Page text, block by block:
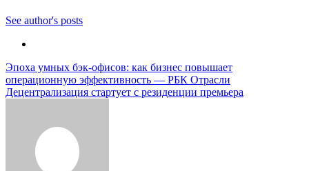
See author's posts
Навигация
по
Эпоха умных бэк-офисов: как бизнес повышает
операционную эффективность — РБК Отрасли
Децентрализация стартует с резиденции премьера